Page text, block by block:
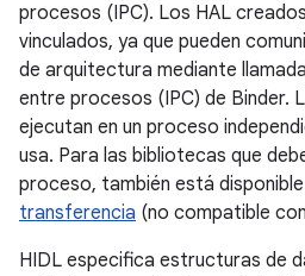
procesos (IPC). Los HAL
vinculados, ya que pueden
de arquitectura mediante
entre procesos (IPC) de Binder.
ejecutan en un proceso
usa. Para las bibliotecas que
proceso, también está disponible
transferencia (no compatible
HIDL especifica estructuras de